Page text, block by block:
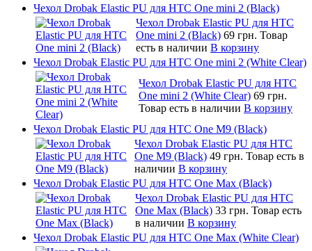
Чехол Drobak Elastic PU для HTC One mini 2 (Black)
Чехол Drobak Elastic PU для HTC
One mini 2 (Black) 69 грн. Товар
есть в наличии В корзину
Чехол Drobak Elastic PU для HTC One mini 2 (White Clear)
Чехол Drobak Elastic PU для HTC
One mini 2 (White Clear) 69 грн.
Товар есть в наличии В корзину
Чехол Drobak Elastic PU для HTC One M9 (Black)
Чехол Drobak Elastic PU для HTC
One M9 (Black) 49 грн. Товар есть в
наличии В корзину
Чехол Drobak Elastic PU для HTC One Max (Black)
Чехол Drobak Elastic PU для HTC
One Max (Black) 33 грн. Товар есть
в наличии В корзину
Чехол Drobak Elastic PU для HTC One Max (White Clear)